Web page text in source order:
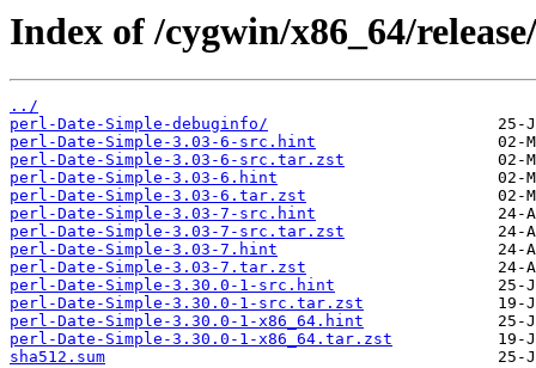
Index of /cygwin/x86_64/
../
perl-Date-Simple-debuginfo/
perl-Date-Simple-3.03-6-src.hint
perl-Date-Simple-3.03-6-src.tar.zst
perl-Date-Simple-3.03-6.hint
perl-Date-Simple-3.03-6.tar.zst
perl-Date-Simple-3.03-7-src.hint
perl-Date-Simple-3.03-7-src.tar.zst
perl-Date-Simple-3.03-7.hint
perl-Date-Simple-3.03-7.tar.zst
perl-Date-Simple-3.30.0-1-src.hint
perl-Date-Simple-3.30.0-1-src.tar.zst
perl-Date-Simple-3.30.0-1-x86_64.hint
perl-Date-Simple-3.30.0-1-x86_64.tar.zst
sha512.sum